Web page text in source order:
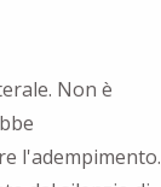
Non è
l'adempimento.